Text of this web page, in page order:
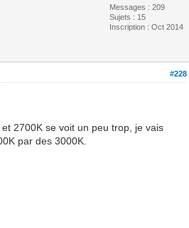
Messages : 209
Sujets : 15
Inscription : Oct 2014
#228
2700K se voit un peu trop, je vais
par des 3000K.